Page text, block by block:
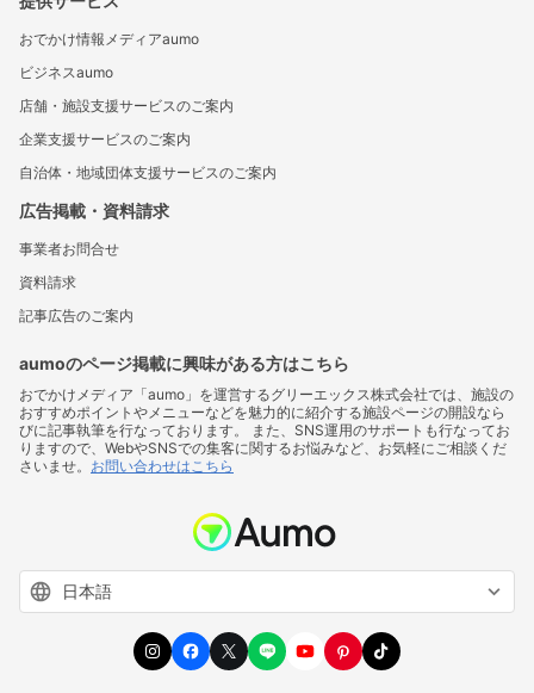
おでかけ情報メディアaumo
ビジネスaumo
店舗・施設支援サービスのご案内
企業支援サービスのご案内
自治体・地域団体支援サービスのご案内
広告掲載・資料請求
事業者お問合せ
資料請求
記事広告のご案内
aumoのページ掲載に興味がある方はこちら
おでかけメディア「aumo」を運営するグリーエックス株式会社では、施設の
おすすめポイントやメニューなどを魅力的に紹介する施設ページの開設なら
びに記事執筆を行なっております。 また、SNS運用のサポートも行なってお
りますので、WebやSNSでの集客に関するお悩みなど、お気軽にご相談くだ
さいませ。 お問い合わせはこちら